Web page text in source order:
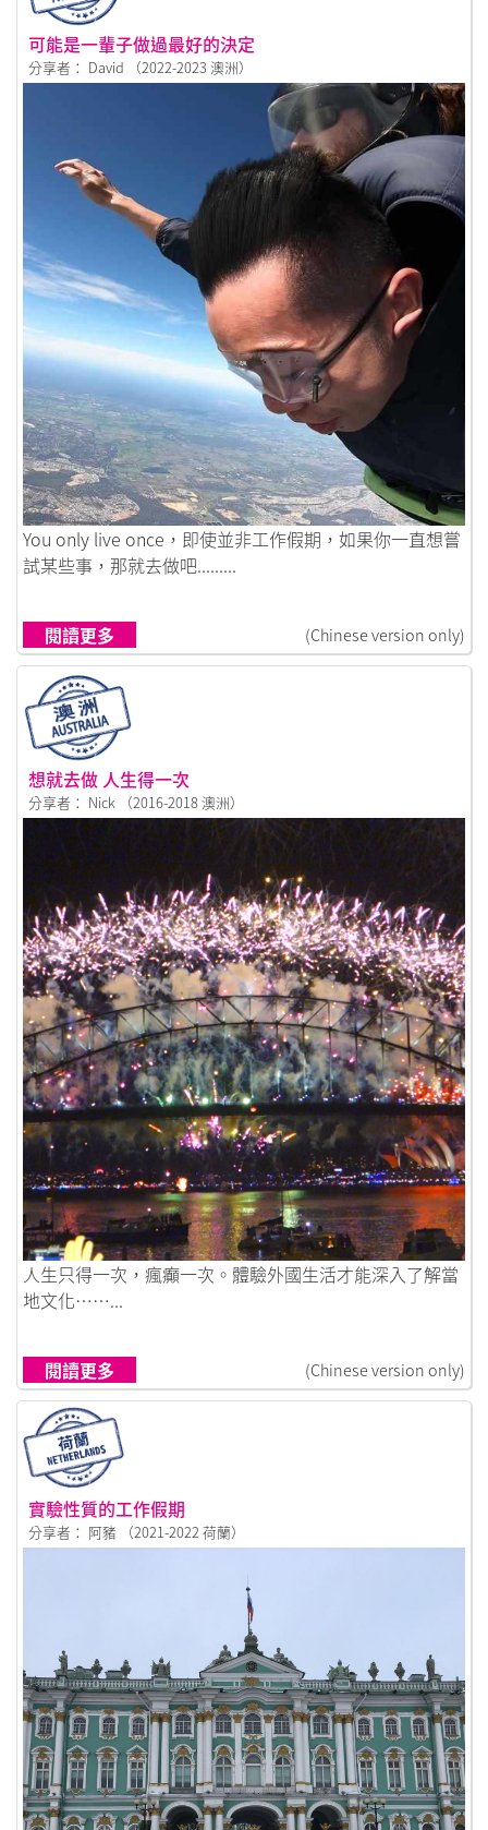
可能是一輩子做過最好的決定
分享者： David （2022-2023 澳洲）
鏈接到可能是一輩子做過最好的決定
You only live once，即使並非工作假期，如果你一直想嘗
試某些事，那就去做吧.........
閱讀更多 (Chinese version only)
想就去做 人生得一次
分享者： Nick （2016-2018 澳洲）
鏈接到想就去做 人生得一次
人生只得一次，瘋癲一次。體驗外國生活才能深入了解當
地文化……...
閱讀更多 (Chinese version only)
實驗性質的工作假期
分享者： 阿豬 （2021-2022 荷蘭）